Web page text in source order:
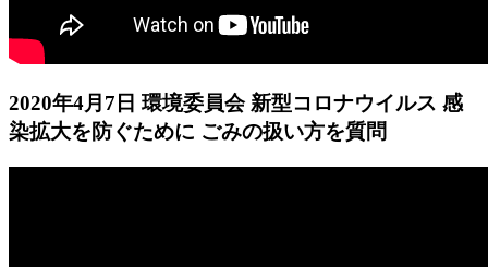
2020年4月7日 環境委員会 新型コロナウイルス 感
染拡大を防ぐために ごみの扱い方を質問